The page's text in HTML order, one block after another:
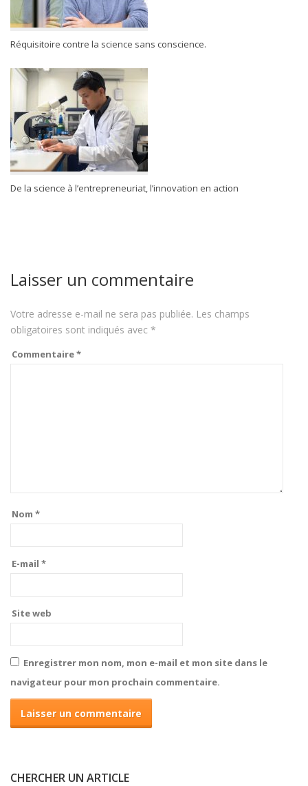
Réquisitoire contre la science sans conscience.
De la science à l’entrepreneuriat, l’innovation en action
Laisser un commentaire
Votre adresse e-mail ne sera pas publiée. Les champs
obligatoires sont indiqués avec *
Commentaire*
Nom *
E-mail *
Site web
Enregistrer mon nom, mon e-mail et mon site dans le
navigateur pour mon prochain commentaire.
CHERCHER UN ARTICLE